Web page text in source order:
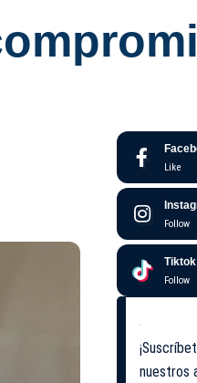
Like
Follow
Tiktok
Follow
nuestros